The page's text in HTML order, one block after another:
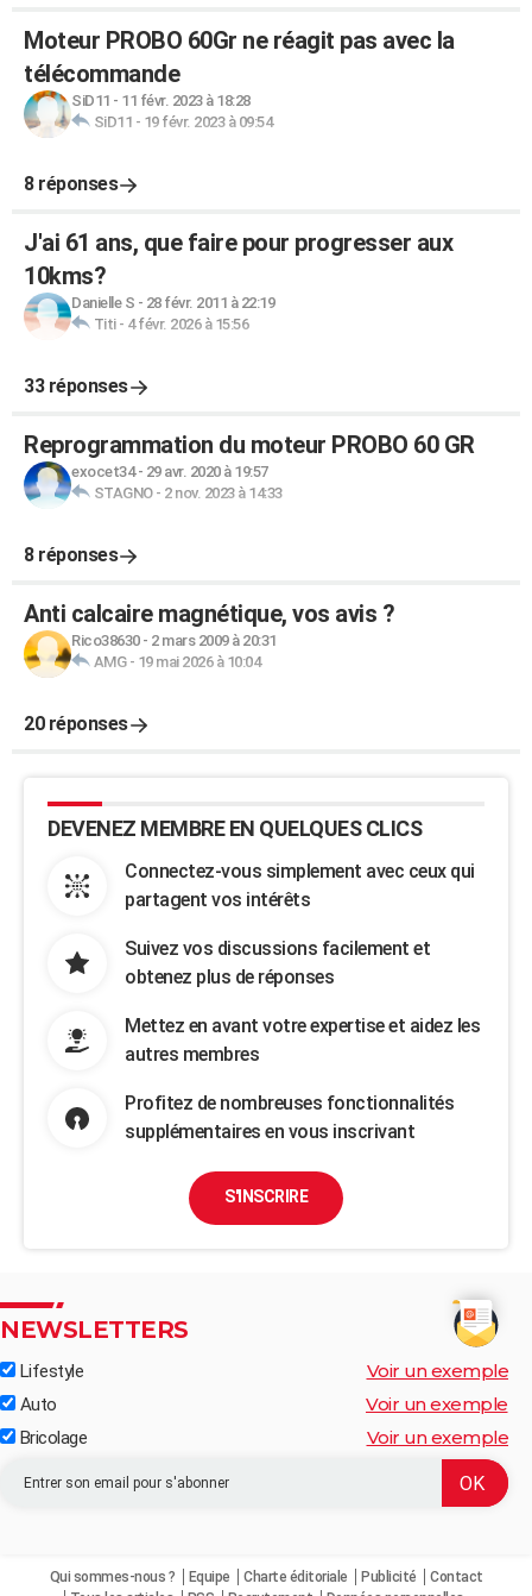
Moteur PROBO 60Gr ne réagit pas avec la
télécommande
SiD11 - 11 févr. 2023 à 18:28
SiD11 - 19 févr. 2023 à 09:54
8 réponses
J'ai 61 ans, que faire pour progresser aux
10kms?
Danielle S - 28 févr. 2011 à 22:19
Titi- 4 févr. 2026 à 15:56
33 réponses
Reprogrammation du moteur PROBO 60 GR
exocet34- 29 avr. 2020 à 19:57
STAGNO- 2 nov. 2023 à 14:33
8 réponses
Anti calcaire magnétique, vos avis ?
Rico38630- 2 mars 2009 à 20:31
AMG- 19 mai 2026 à 10:04
20 réponses
DEVENEZ MEMBRE EN QUELQUES CLICS
Connectez-vous simplement avec ceux qui
partagent vos intérêts
Suivez vos discussions facilement et
obtenez plus de réponses
Mettez en avant votre expertise et aidez les
autres membres
Profitez de nombreuses fonctionnalités
supplémentaires en vous inscrivant
S'INSCRIRE
NEWSLETTERS
Lifestyle Voir un exemple
Auto Voir un exemple
Bricolage Voir un exemple
Qui sommes-nous ? Equipe Charte éditoriale Publicité
Contact